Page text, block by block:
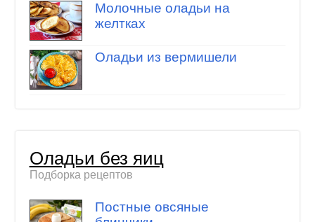
Молочные оладьи на
желтках
Оладьи из вермишели
Оладьи без яиц
Подборка рецептов
Постные овсяные